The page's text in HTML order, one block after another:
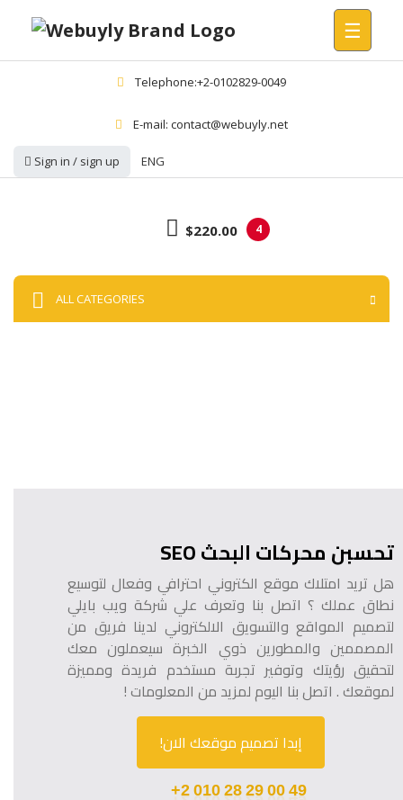
☰
Telephone:+2-0102829-0049
E-mail: contact@webuyly.net
Sign in / sign up ENG
4
$220.00
ALL CATEGORIES
تحسبن محركات البحث SEO
هل تريد امتلاك موقع الكتروني احترافي وفعال لتوسيع
نطاق عملك ؟ اتصل بنا وتعرف علي شركة ويب بايلي
لتصميم المواقع والتسويق الالكتروني لدينا فريق من
المصممين والمطورين ذوي الخبرة سيعملون معك
لتحقيق رؤيتك وتوفير تجربة مستخدم فريدة ومميزة
لموقعك . اتصل بنا اليوم لمزيد من المعلومات !
إبدا تصميم موقعك الان!
49
00
29
28
010
2+